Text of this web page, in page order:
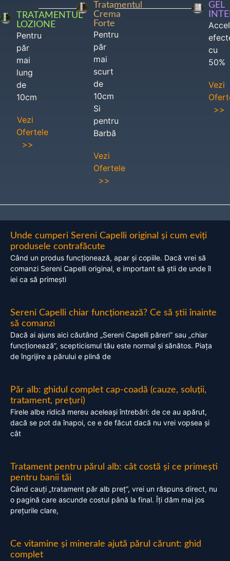
TRATAMENTUL
LOZIONE
Pentru
păr
mai
lung
de
10cm
Vezi
Ofertele
>>
Tratamentul
Crema
Forte
Pentru
păr
mai
scurt
de
10cm
Si
pentru
Barbă
Vezi
Ofertele
>>
GEL
cu
50%
Vezi
>>
Unde cumperi Sereni Capelli original și cum eviți
produsele contrafăcute
Când un produs funcționează, apar și copiile. Dacă vrei să
comanzi Sereni Capelli original, e important să știi de unde îl
iei ca să primești
Sereni Capelli chiar funcționează? Ce să știi înainte
să comanzi
Dacă ai ajuns aici căutând „Sereni Capelli păreri” sau „chiar
funcționează”, scepticismul tău este normal și sănătos. Piața
de îngrijire a părului e plină de
Păr alb: ghidul complet cap-coadă (cauze, soluții,
tratament, prețuri)
Firele albe ridică mereu aceleași întrebări: de ce au apărut,
dacă se pot da înapoi, ce e de făcut dacă nu vrei vopsea și
cât
Tratament pentru părul alb: cât costă și ce primești
pentru banii tăi
Când cauți „tratament păr alb preț”, vrei un răspuns direct, nu
o pagină care ascunde costul până la final. Îți dăm mai jos
prețurile clare,
Ce vitamine și minerale ajută părul cărunt: ghid
complet